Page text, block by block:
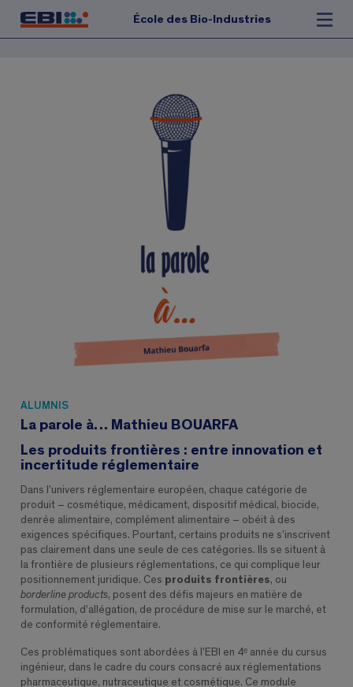
École des Bio-Industries
ALUMNIS
La parole à… Mathieu BOUARFA
Les produits frontières : entre innovation et
incertitude réglementaire
Dans l’univers réglementaire européen, chaque catégorie de
produit – cosmétique, médicament, dispositif médical, biocide,
denrée alimentaire, complément alimentaire – obéit à des
exigences spécifiques. Pourtant, certains produits ne s’inscrivent
pas clairement dans une seule de ces catégories. Ils se situent à
la frontière de plusieurs réglementations, ce qui complique leur
positionnement juridique. Ces produits frontières, ou
borderline products, posent des défis majeurs en matière de
formulation, d’allégation, de procédure de mise sur le marché, et
de conformité réglementaire.
Ces problématiques sont abordées à l’EBI en 4ᵉ année du cursus
ingénieur, dans le cadre du cours consacré aux réglementations
pharmaceutique, nutraceutique et cosmétique. Ce module